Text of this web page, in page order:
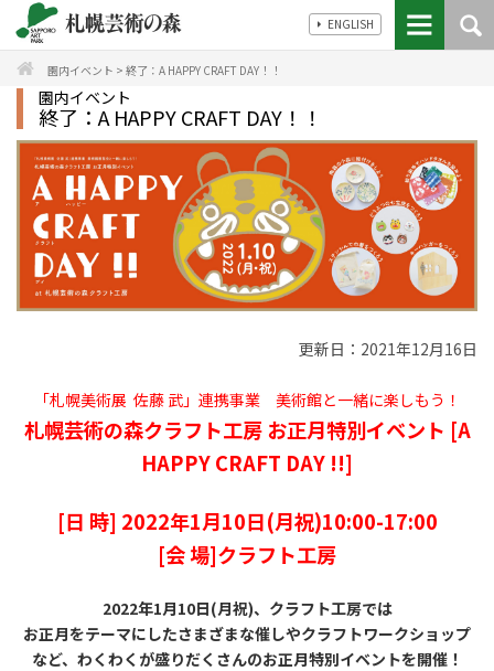
ENGLISH
園内イベント > 終了：A HAPPY CRAFT DAY！！
園内イベント
終了：A HAPPY CRAFT DAY！！
更新日： 2021年12月16日
「札幌美術展 佐藤 武」連携事業 美術館と一緒に楽しもう！
札幌芸術の森クラフト工房 お正月特別イベント [A
HAPPY CRAFT DAY !!]
[日 時] 2022年1月10日(月祝)10:00-17:00
[会 場]クラフト工房
2022年1月10日(月祝)、クラフト工房では
お正月をテーマにしたさまざまな催しやクラフトワークショップ
など、 わくわくが盛りだくさんのお正月特別イベントを開催！